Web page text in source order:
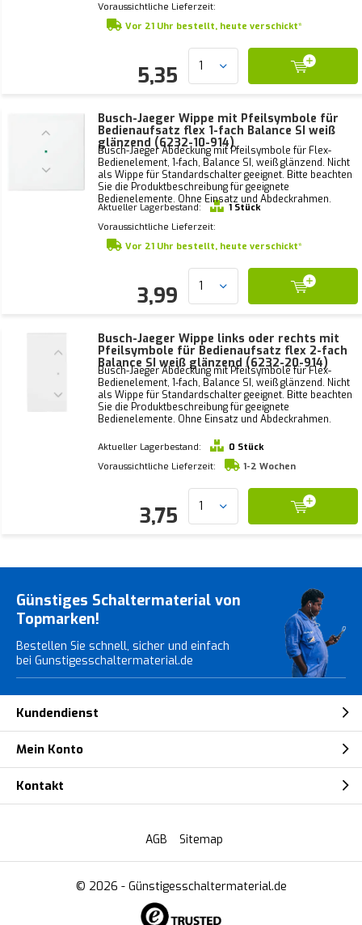
Voraussichtliche Lieferzeit:
Vor 21 Uhr bestellt, heute verschickt*
5,35
Busch-Jaeger Wippe mit Pfeilsymbole für
Bedienaufsatz flex 1-fach Balance SI weiß
glänzend (6232-10-914)
Busch-Jaeger Abdeckung mit Pfeilsymbole für Flex-
Bedienelement, 1-fach, Balance SI, weiß glänzend. Nicht
als Wippe für Standardschalter geeignet. Bitte beachten
Sie die Produktbeschreibung für geeignete
Bedienelemente. Ohne Einsatz und Abdeckrahmen.
Aktueller Lagerbestand:
1 Stück
Voraussichtliche Lieferzeit:
Vor 21 Uhr bestellt, heute verschickt*
3,99
Busch-Jaeger Wippe links oder rechts mit
Pfeilsymbole für Bedienaufsatz flex 2-fach
Balance SI weiß glänzend (6232-20-914)
Busch-Jaeger Abdeckung mit Pfeilsymbole für Flex-
Bedienelement, 1-fach, Balance SI, weiß glänzend. Nicht
als Wippe für Standardschalter geeignet. Bitte beachten
Sie die Produktbeschreibung für geeignete
Bedienelemente. Ohne Einsatz und Abdeckrahmen.
Aktueller Lagerbestand:
0 Stück
Voraussichtliche Lieferzeit:
1-2 Wochen
3,75
Günstiges Schaltermaterial von
Topmarken!
Bestellen Sie schnell, sicher und einfach
bei Gunstigesschaltermaterial.de
Kundendienst
Mein Konto
Kontakt
© 2026 - Günstigesschaltermaterial.de
AGB Sitemap